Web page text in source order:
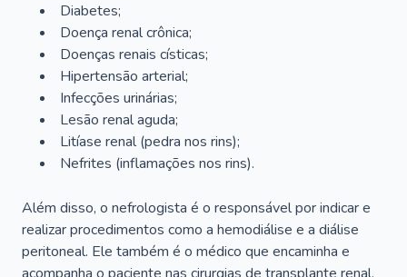
Diabetes;
Doença renal crônica;
Doenças renais císticas;
Hipertensão arterial;
Infecções urinárias;
Lesão renal aguda;
Litíase renal (pedra nos rins);
Nefrites (inflamações nos rins).
Além disso, o nefrologista é o responsável por indicar e
realizar procedimentos como a hemodiálise e a diálise
peritoneal. Ele também é o médico que encaminha e